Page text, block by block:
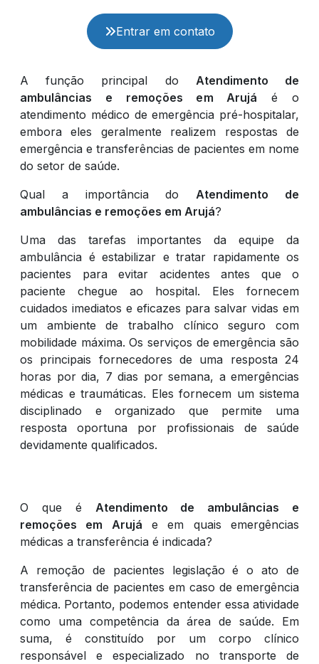
A função principal do Atendimento de
ambulâncias e remoções em Arujá é o
atendimento médico de emergência pré-hospitalar,
embora eles geralmente realizem respostas de
emergência e transferências de pacientes em nome
do setor de saúde.
Qual a importância doAtendimento de
ambulâncias e remoções em Arujá?
Uma das tarefas importantes da equipe da
ambulância é estabilizar e tratar rapidamente os
pacientes para evitar acidentes antes que o
paciente chegue ao hospital. Eles fornecem
cuidados imediatos e eficazes para salvar vidas em
um ambiente de trabalho clínico seguro com
mobilidade máxima. Os serviços de emergência são
os principais fornecedores de uma resposta 24
horas por dia, 7 dias por semana, a emergências
médicas e traumáticas. Eles fornecem um sistema
disciplinado e organizado que permite uma
resposta oportuna por profissionais de saúde
devidamente qualificados.
Entrar em contato
O que é Atendimento de ambulâncias e
remoções em Arujá e em quais emergências
médicas a transferência é indicada?
A remoção de pacientes legislação é o ato de
transferência de pacientes em caso de emergência
médica. Portanto, podemos entender essa atividade
como uma competência da área de saúde. Em
suma, é constituído por um corpo clínico
responsável e especializado no transporte de